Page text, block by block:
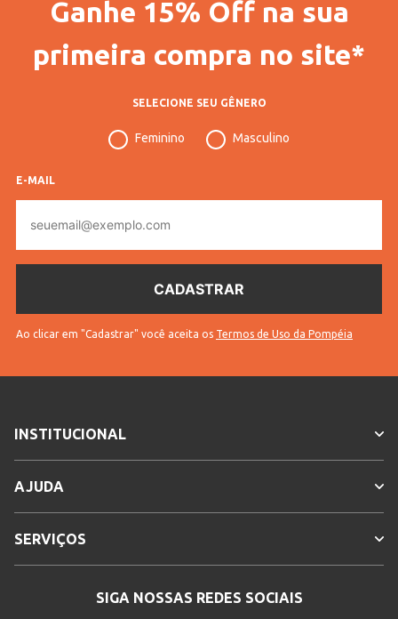
Gênero Feminino
Manga Longa
Térmico
Preto
Ganhe 15% Off na sua
primeira compra no site*
SELECIONE SEU GÊNERO
Feminino Masculino
E-MAIL
mail
Ao clicar em "Cadastrar" você aceita os Termos de Uso da Pompéia
INSTITUCIONAL
AJUDA
SERVIÇOS
SIGA NOSSAS REDES SOCIAIS